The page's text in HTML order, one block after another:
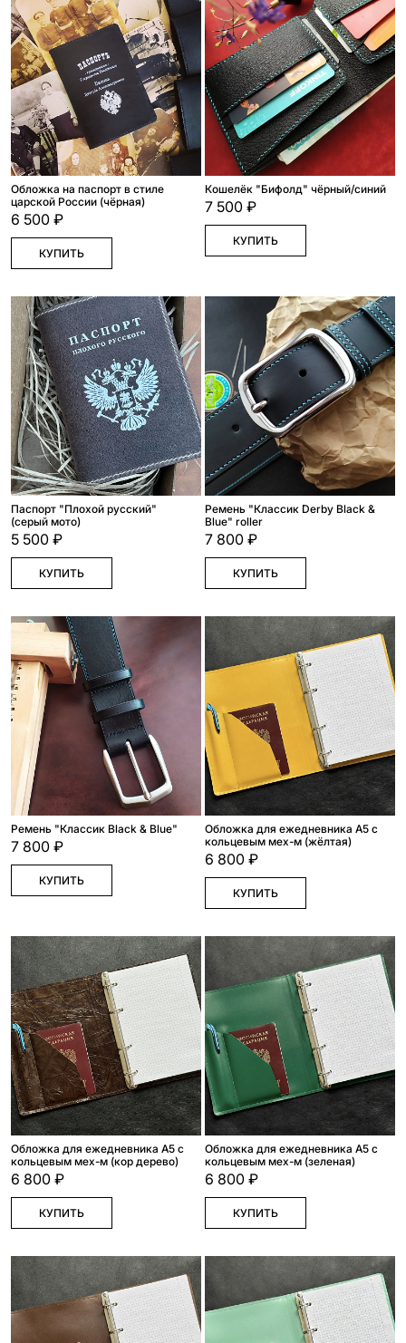
Обложка на паспорт в стиле
царской России (чёрная)
6 500 ₽
КУПИТЬ
Кошелёк "Бифолд" чёрный/синий
7 500 ₽
КУПИТЬ
Паспорт "Плохой русский"
(серый мото)
5 500 ₽
КУПИТЬ
Ремень "Классик Derby Black &
Blue" roller
7 800 ₽
КУПИТЬ
Ремень "Классик Black & Blue"
7 800 ₽
КУПИТЬ
Обложка для ежедневника А5 с
кольцевым мех-м (жёлтая)
6 800 ₽
КУПИТЬ
Обложка для ежедневника А5 с
кольцевым мех-м (кор дерево)
6 800 ₽
КУПИТЬ
Обложка для ежедневника А5 с
кольцевым мех-м (зеленая)
6 800 ₽
КУПИТЬ